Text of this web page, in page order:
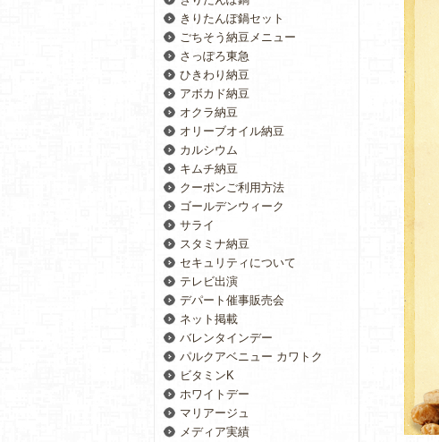
きりたんぽ鍋セット
ごちそう納豆メニュー
さっぽろ東急
ひきわり納豆
アボカド納豆
オクラ納豆
オリーブオイル納豆
カルシウム
キムチ納豆
クーポンご利用方法
ゴールデンウィーク
サライ
スタミナ納豆
セキュリティについて
テレビ出演
デパート催事販売会
ネット掲載
バレンタインデー
パルクアベニュー カワトク
ビタミンK
ホワイトデー
マリアージュ
メディア実績